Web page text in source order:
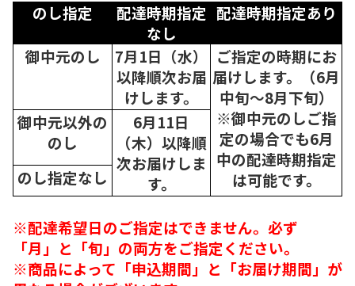
のし指定
配達時期指定
なし
配達時期指定あり
御中元のし
7月1日（水）
以降順次お届
けします。
ご指定の時期にお
届けします。（6月
中旬～8月下旬）
※御中元のしご指
定の場合でも6月
中の配達時期指定
は可能です。
御中元以外の
のし
6月11日
（木）以降順
次お届けしま
す。
のし指定なし
※配達希望日のご指定はできません。必ず
「月」と「旬」の両方をご指定ください。
※商品によって「申込期間」と「お届け期間」が